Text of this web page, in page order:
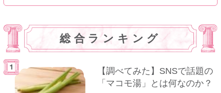
総合ランキング
【調べてみた】SNSで話題の
「マコモ湯」とは何なのか？